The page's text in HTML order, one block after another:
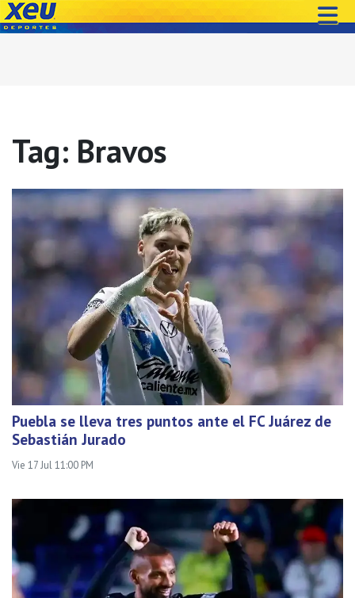
Tag: Bravos
Puebla se lleva tres puntos ante el FC Juárez de
Sebastián Jurado
Vie 17 Jul 11:00 PM